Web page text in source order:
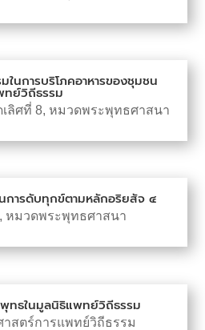
ในการบริโภคอาหารของชุมชน
ทย์วิถีธรรม
เลิศที่ 8, หมวดพระพุทธศาสนา
นการดับทุกข์ตามหลักอริยสัจ ๔
, หมวดพระพุทธศาสนา
ทธในมูลนิธิแพทย์วิถีธรรม
าสตร์การแพทย์วิถีธรรม